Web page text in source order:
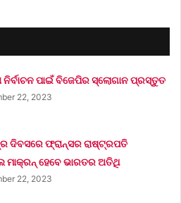
ନିର୍ବାଚନ ପାଇଁ ବିଜେପିର ସ୍ଲୋଗାନ ପ୍ରସ୍ତୁତ
22, 2023
ଦିବସରେ ଫ୍ରାନ୍ସର ରାଷ୍ଟ୍ରପତି
ମାକ୍ରନ୍‌ ହେବେ ଭାରତର ଅତିଥି
22, 2023